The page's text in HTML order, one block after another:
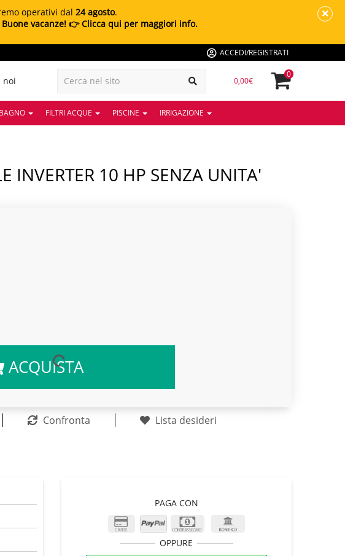
operativi dal 24 agosto.
Buone vacanze! 👉 Clicca qui per maggiori info.
ACCEDI/REGISTRATI
noi 0,00€
0
FILTRI ACQUE PISCINE IRRIGAZIONE
ACQUISTA
Confronta Lista desideri
PAGA CON
OPPURE